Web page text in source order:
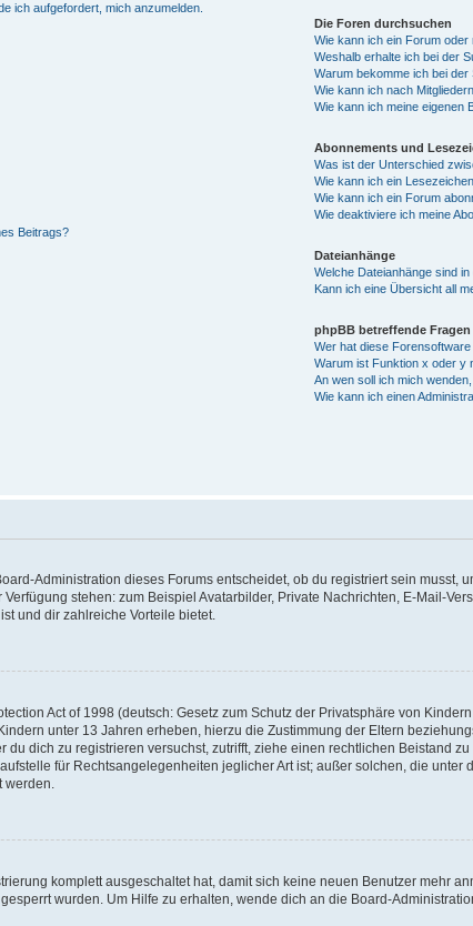
ich aufgefordert, mich anzumelden.
Beitrags?
Die Foren durchsuchen
Wie kann ich ein Forum
Weshalb erhalte ich bei der
Warum bekomme ich bei der
Wie kann ich nach
Wie kann ich meine eigenen
Abonnements und
Was ist der Unterschied
Wie kann ich ein
Wie kann ich ein Forum
Wie deaktiviere ich meine
Dateianhänge
Welche Dateianhänge sind
Kann ich eine Übersicht all
phpBB betreffende Fragen
Wer hat diese
Warum ist Funktion x oder y
An wen soll ich mich
Wie kann ich einen
Administration dieses Forums entscheidet, ob du registriert sein musst,
stehen: zum Beispiel Avatarbilder, Private Nachrichten, E-Mail-
und dir zahlreiche Vorteile bietet.
Act of 1998 (deutsch: Gesetz zum Schutz der Privatsphäre von
unter 13 Jahren erheben, hierzu die Zustimmung der Eltern
dich zu registrieren versuchst, zutrifft, ziehe einen rechtlichen Beistand
für Rechtsangelegenheiten jeglicher Art ist; außer solchen, die
werden.
komplett ausgeschaltet hat, damit sich keine neuen Benutzer mehr
wurden. Um Hilfe zu erhalten, wende dich an die Board-